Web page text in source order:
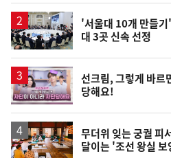
'서울대 10개 만들
대 3곳 신속 선정
영
상
선크림, 그렇게 바르
당해요!
무더위 잊는 궁궐 피
달이는 '조선 왕실